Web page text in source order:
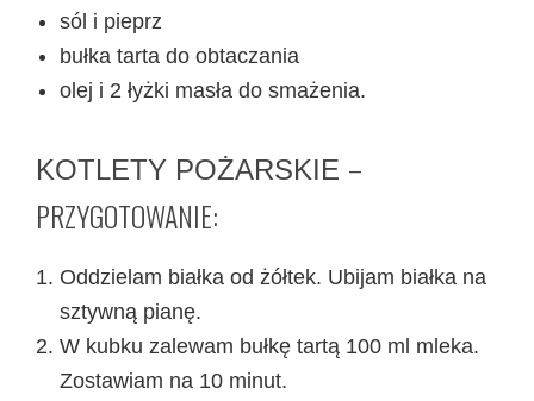
sól i pieprz
bułka tarta do obtaczania
olej i 2 łyżki masła do smażenia.
KOTLETY POŻARSKIE –
PRZYGOTOWANIE:
Oddzielam białka od żółtek. Ubijam białka na
sztywną pianę.
W kubku zalewam bułkę tartą 100 ml mleka.
Zostawiam na 10 minut.